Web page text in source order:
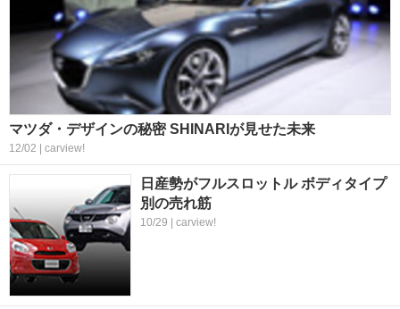
マツダ・デザインの秘密 SHINARIが見せた未来
12/02 | carview!
日産勢がフルスロットル ボディタイプ
別の売れ筋
10/29 | carview!